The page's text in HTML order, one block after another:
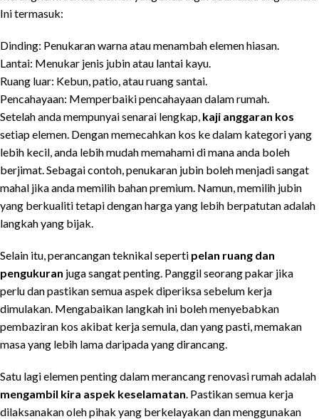
Ini termasuk:
Dinding: Penukaran warna atau menambah elemen hiasan.
Lantai: Menukar jenis jubin atau lantai kayu.
Ruang luar: Kebun, patio, atau ruang santai.
Pencahayaan: Memperbaiki pencahayaan dalam rumah.
Setelah anda mempunyai senarai lengkap, kaji anggaran kos
setiap elemen. Dengan memecahkan kos ke dalam kategori yang
lebih kecil, anda lebih mudah memahami di mana anda boleh
berjimat. Sebagai contoh, penukaran jubin boleh menjadi sangat
mahal jika anda memilih bahan premium. Namun, memilih jubin
yang berkualiti tetapi dengan harga yang lebih berpatutan adalah
langkah yang bijak.
Selain itu, perancangan teknikal seperti pelan ruang dan
pengukuran juga sangat penting. Panggil seorang pakar jika
perlu dan pastikan semua aspek diperiksa sebelum kerja
dimulakan. Mengabaikan langkah ini boleh menyebabkan
pembaziran kos akibat kerja semula, dan yang pasti, memakan
masa yang lebih lama daripada yang dirancang.
Satu lagi elemen penting dalam merancang renovasi rumah adalah
mengambil kira aspek keselamatan . Pastikan semua kerja
dilaksanakan oleh pihak yang berkelayakan dan menggunakan